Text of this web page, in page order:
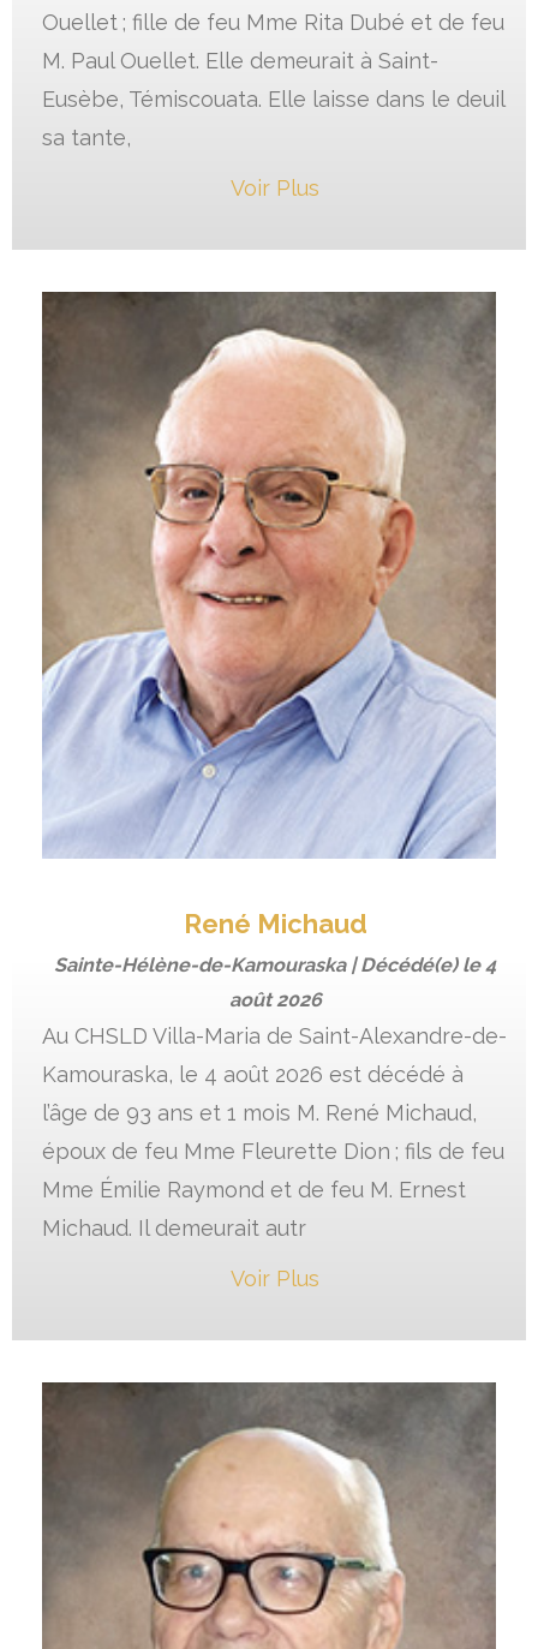
Ouellet ; fille de feu Mme Rita Dubé et de feu
M. Paul Ouellet. Elle demeurait à Saint-
Eusèbe, Témiscouata. Elle laisse dans le deuil
sa tante,
Voir Plus
René Michaud
Sainte-Hélène-de-Kamouraska | Décédé(e) le4
août 2026
Au CHSLD Villa-Maria de Saint-Alexandre-de-
Kamouraska, le 4 août 2026 est décédé à
l’âge de 93 ans et 1 mois M. René Michaud,
époux de feu Mme Fleurette Dion ; fils de feu
Mme Émilie Raymond et de feu M. Ernest
Michaud. Il demeurait autr
Voir Plus